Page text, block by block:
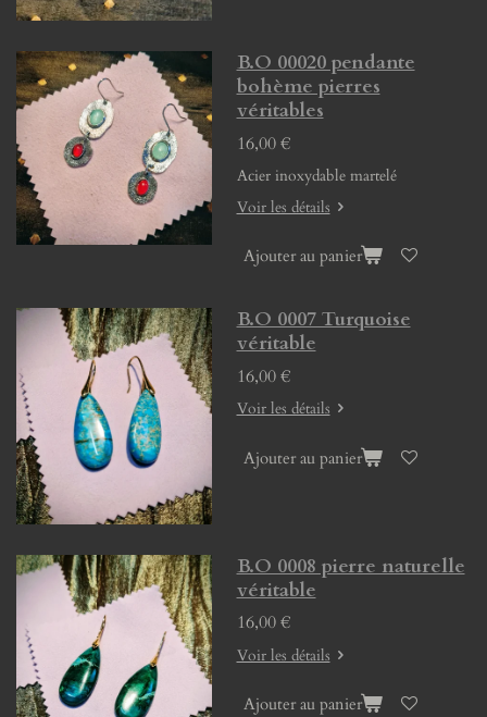
B.O 00020 pendante
bohème pierres
véritables
16,00 €
Acier inoxydable martelé
Voir les détails
Ajouter au panier
B.O 0007 Turquoise
véritable
16,00 €
Voir les détails
Ajouter au panier
B.O 0008 pierre naturelle
véritable
16,00 €
Voir les détails
Ajouter au panier